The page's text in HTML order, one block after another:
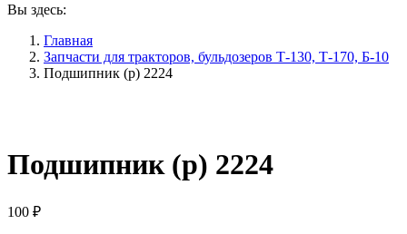
Вы здесь:
Главная
Запчасти для тракторов, бульдозеров Т-130, Т-170, Б-10
Подшипник (р) 2224
Подшипник (р) 2224
100 ₽